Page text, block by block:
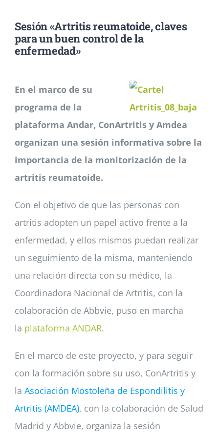
Noticias
Sesión «Artritis reumatoide, claves
para un buen control de la
enfermedad»
En el marco de su
programa de la
plataforma Andar, ConArtritis y Amdea
organizan una sesión informativa sobre la
importancia de la monitorización de la
artritis reumatoide.
Con el objetivo de que las personas con
artritis adopten un papel activo frente a la
enfermedad, y ellos mismos puedan realizar
un seguimiento de la misma, manteniendo
una relación directa con su médico, la
Coordinadora Nacional de Artritis, con la
colaboración de Abbvie, puso en marcha
la plataforma ANDAR.
En el marco de este proyecto, y para seguir
con la formación sobre su uso, ConArtritis y
la Asociación Mostoleña de Espondilitis y
Artritis (AMDEA), con la colaboración de Salud
Madrid y Abbvie, organiza la sesión